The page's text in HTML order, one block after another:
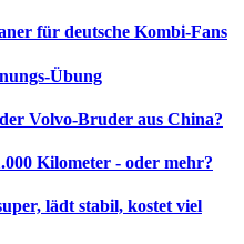
für deutsche Kombi-Fans
Übung
Volvo-Bruder aus China?
Kilometer - oder mehr?
lädt stabil, kostet viel